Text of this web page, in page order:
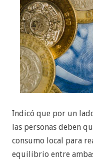
Indicó que por un
las personas deben
consumo local para
equilibrio entre